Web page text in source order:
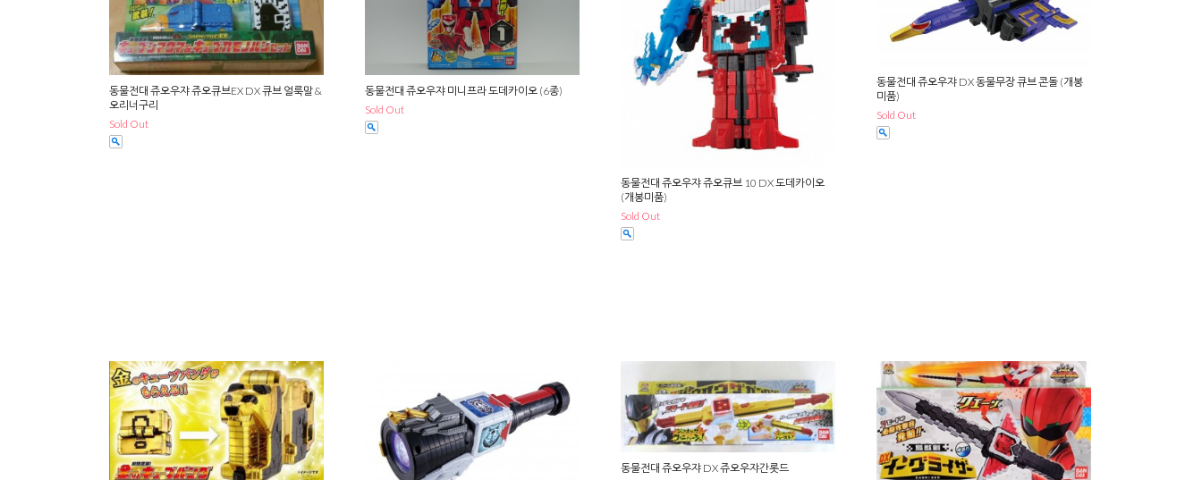
동물전대 쥬오우쟈 쥬오큐브EX DX 큐브 얼룩말 &
오리너구리
Sold Out
동물전대 쥬오우쟈 미니프라 도데카이오 (6종)
Sold Out
동물전대 쥬오우쟈 쥬오큐브 10 DX 도데카이오
(개봉미품)
Sold Out
동물전대 쥬오우쟈 DX 동물무장 큐브 콘돌 (개봉
미품)
Sold Out
동물전대 쥬오우쟈 DX 쥬오우쟈간롯드